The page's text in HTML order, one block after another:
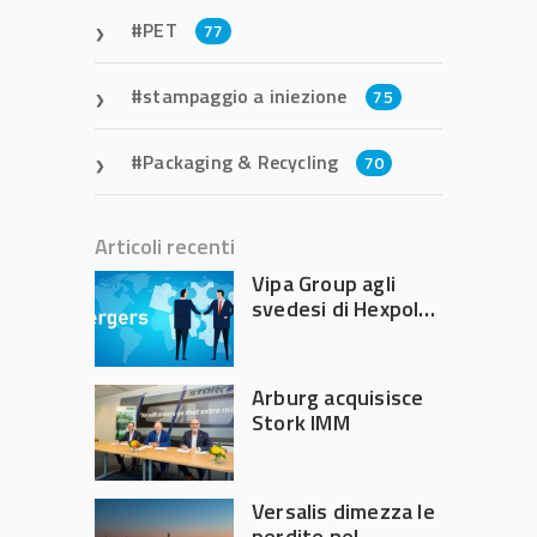
PET 77
stampaggio a iniezione 75
Packaging & Recycling 70
Articoli recenti
Vipa Group agli
svedesi di Hexpol
Arburg acquisisce
Stork IMM
Versalis dimezza le